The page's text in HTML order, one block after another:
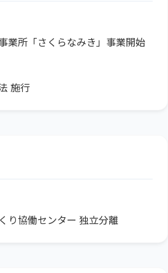
業所「さくらなみき」事業開始
施行
り協働センター 独立分離